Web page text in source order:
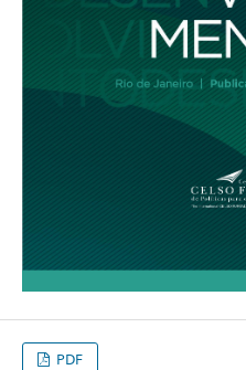
PDF